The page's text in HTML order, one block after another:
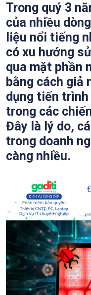
Trong quý 3
của nhiều
liệu nổi tiếng
có xu hướng
qua mặt phần
bằng cách giả
dụng tiến
trong các
Đây là lý do,
trong doanh
càng nhiều.